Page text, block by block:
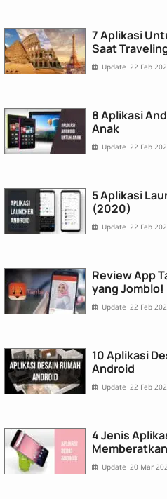
7 Aplikasi
Saat
22 Feb
8 Aplikasi
Anak
22 Feb
5 Aplikasi
(2020)
22 Feb
Review App
yang Jomblo!
22 Feb
10 Aplikasi
Android
22 Feb
4 Jenis
20 Mar